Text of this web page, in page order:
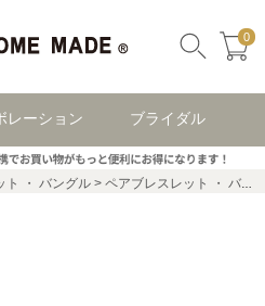
0
レーション ブライダル
ト ・ バングル ペアブレスレット ・ バングル